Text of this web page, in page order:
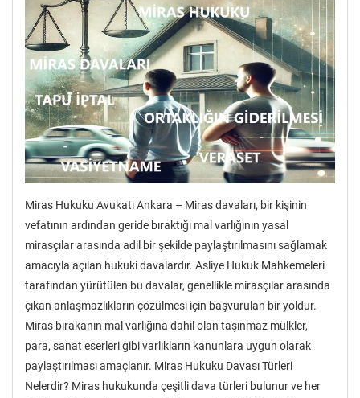
Miras Hukuku Avukatı Ankara – Miras davaları, bir kişinin
vefatının ardından geride bıraktığı mal varlığının yasal
mirasçılar arasında adil bir şekilde paylaştırılmasını sağlamak
amacıyla açılan hukuki davalardır. Asliye Hukuk Mahkemeleri
tarafından yürütülen bu davalar, genellikle mirasçılar arasında
çıkan anlaşmazlıkların çözülmesi için başvurulan bir yoldur.
Miras bırakanın mal varlığına dahil olan taşınmaz mülkler,
para, sanat eserleri gibi varlıkların kanunlara uygun olarak
paylaştırılması amaçlanır. Miras Hukuku Davası Türleri
Nelerdir? Miras hukukunda çeşitli dava türleri bulunur ve her